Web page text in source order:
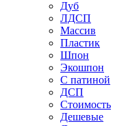
Дуб
ЛДСП
Массив
Пластик
Шпон
Экошпон
С патиной
ДСП
Стоимость
Дешевые